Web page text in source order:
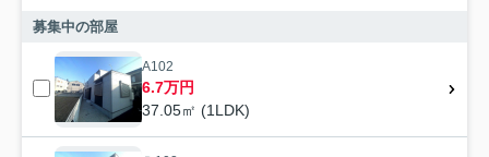
募集中の部屋
A102
6.7万円
37.05㎡ (1LDK)